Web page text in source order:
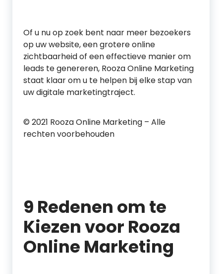
Of u nu op zoek bent naar meer bezoekers
op uw website, een grotere online
zichtbaarheid of een effectieve manier om
leads te genereren, Rooza Online Marketing
staat klaar om u te helpen bij elke stap van
uw digitale marketingtraject.
© 2021 Rooza Online Marketing – Alle
rechten voorbehouden
9 Redenen om te
Kiezen voor Rooza
Online Marketing